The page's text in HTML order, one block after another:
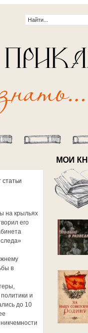
на крыльях
его
в
и
до 10
МОИ